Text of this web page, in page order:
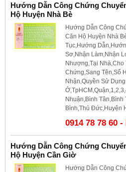
Hướng Dẫn Công Chứng
Hộ Huyện Nhà Bè
Hướng Dẫn Công
Căn Hộ Huyện Nhà
Tục,Hướng
Sơ,Nhận Làm,Nhận
Nhượng,Tại Nhà,Cho
Chứng,Sang Tên,Sổ
Nhận,Quyền Sử
Nhuận,Bình Tân,Bình
Bình,Thủ Đức,Huyện
0914 78 78 60
Hướng Dẫn Công Chứng
Hộ Huyện Cần Giờ
Hướng Dẫn Công